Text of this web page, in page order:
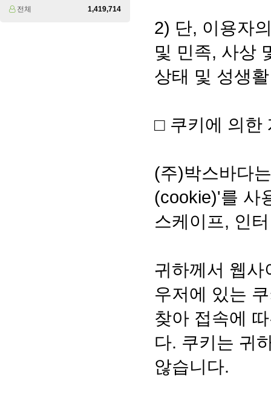
전체
1,419,714
2) 단, 이용자
및 민족, 사상
상태 및 성생
□ 쿠키에 의한
(주)박스바다
(cookie)'를 사
스케이프, 인
귀하께서 웹사
우저에 있는
찾아 접속에
다. 쿠키는 귀
않습니다.